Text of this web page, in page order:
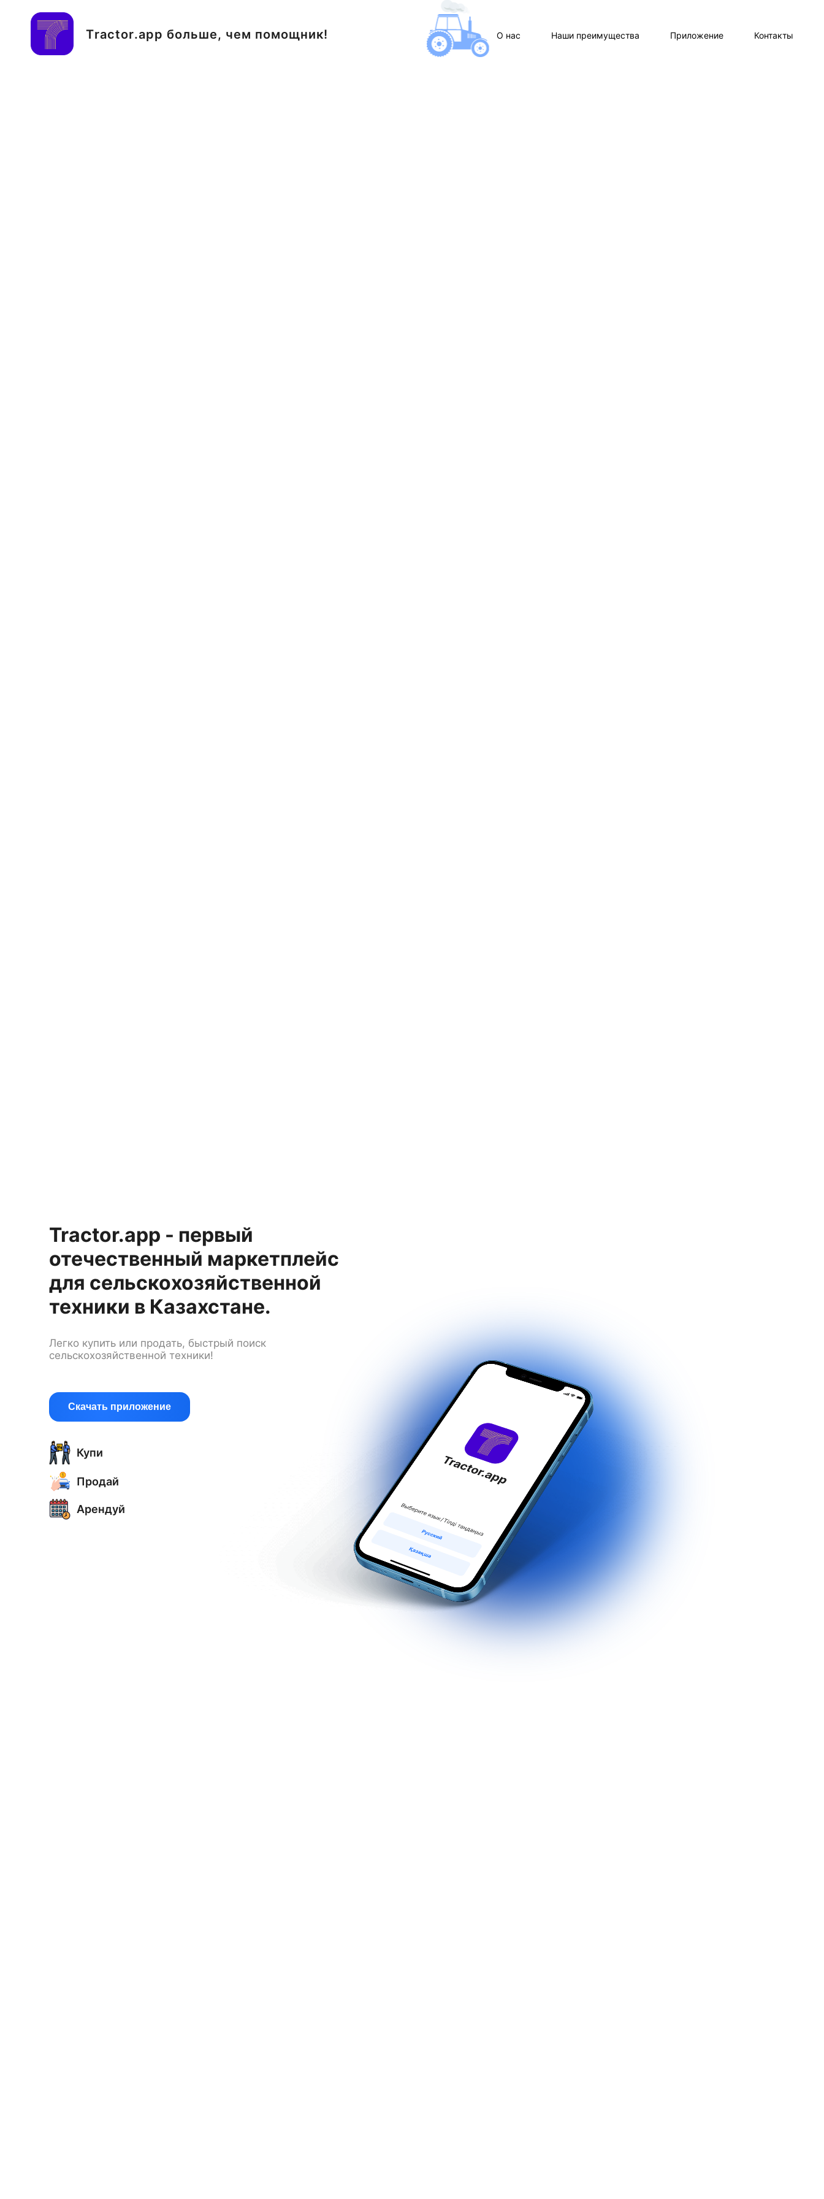
О нас Наши преимущества Приложение Контакты
Tractor.app больше , чем помощник!
Tractor.app - первый
отечественный маркетплейс
для сельскохозяйственной
техники в Казахстане.
Легко купить или продать, быстрый поиск
сельскохозяйственной техники!
Скачать приложение
Купи
Продай
Арендуй